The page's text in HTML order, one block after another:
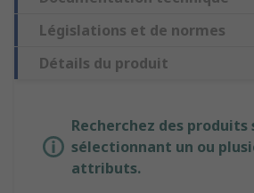
Législations et de normes
Détails du produit
Recherchez des
sélectionnant un ou
attributs.